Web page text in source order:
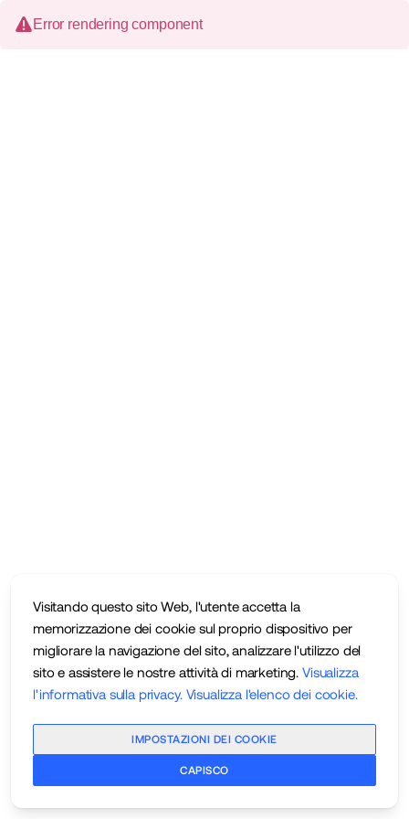
Visitando questo sito Web, l'utente accetta la
memorizzazione dei cookie sul proprio dispositivo per
migliorare la navigazione del sito, analizzare l'utilizzo del
sito e assistere le nostre attività di marketing. Visualizza
l'informativa sulla privacy. Visualizza l'elenco dei cookie.
IMPOSTAZIONI DEI COOKIE
CAPISCO
Error rendering component